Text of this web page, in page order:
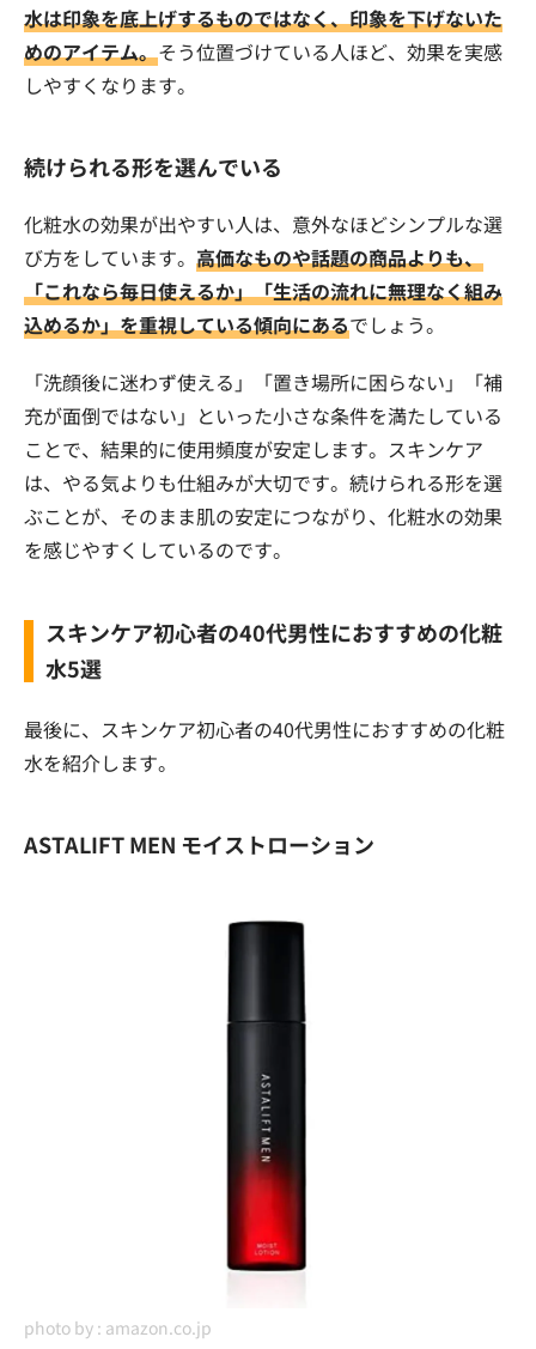
水は印象を底上げするものではなく、印象を下げないた
めのアイテム。そう位置づけている人ほど、効果を実感
しやすくなります。
続けられる形を選んでいる
化粧水の効果が出やすい人は、意外なほどシンプルな選
び方をしています。 高価なものや話題の商品よりも、
「これなら毎日使えるか」「生活の流れに無理なく組み
込めるか」を重視している傾向にあるでしょう。
「洗顔後に迷わず使える」「置き場所に困らない」「補
充が面倒ではない」といった小さな条件を満たしている
ことで、結果的に使用頻度が安定します。スキンケア
は、やる気よりも仕組みが大切です。続けられる形を選
ぶことが、そのまま肌の安定につながり、化粧水の効果
を感じやすくしているのです。
スキンケア初心者の40代男性におすすめの化粧
水5選
最後に、スキンケア初心者の40代男性におすすめの化粧
水を紹介します。
ASTALIFT MEN モイストローション
photo by : amazon.co.jp